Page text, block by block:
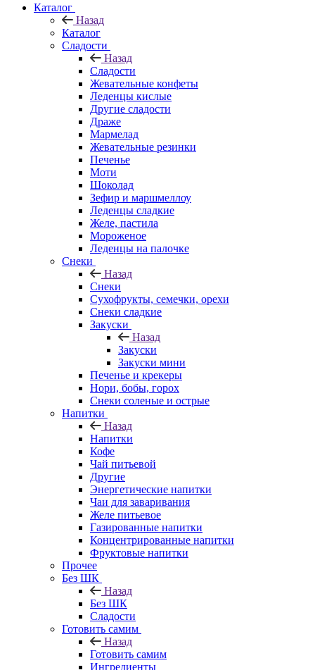
Каталог
Назад
Каталог
Сладости
Назад
Сладости
Жевательные конфеты
Леденцы кислые
Другие сладости
Драже
Мармелад
Жевательные резинки
Печенье
Моти
Шоколад
Зефир и маршмеллоу
Леденцы сладкие
Желе, пастила
Мороженое
Леденцы на палочке
Снеки
Назад
Снеки
Сухофрукты, семечки, орехи
Снеки сладкие
Закуски
Назад
Закуски
Закуски мини
Печенье и крекеры
Нори, бобы, горох
Снеки соленые и острые
Напитки
Назад
Напитки
Кофе
Чай питьевой
Другие
Энергетические напитки
Чаи для заваривания
Желе питьевое
Газированные напитки
Концентрированные напитки
Фруктовые напитки
Прочее
Без ШК
Назад
Без ШК
Сладости
Готовить самим
Назад
Готовить самим
Ингредиенты